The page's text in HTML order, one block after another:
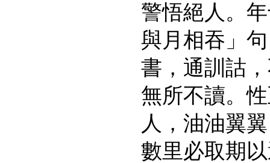
警悟絕人。
與月相吞」
書，通訓詁
無所不讀。
人，油油翼
數里必取期